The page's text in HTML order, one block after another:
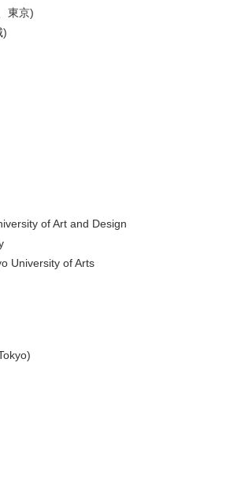
東京)
)
of Art and Design
University of Arts